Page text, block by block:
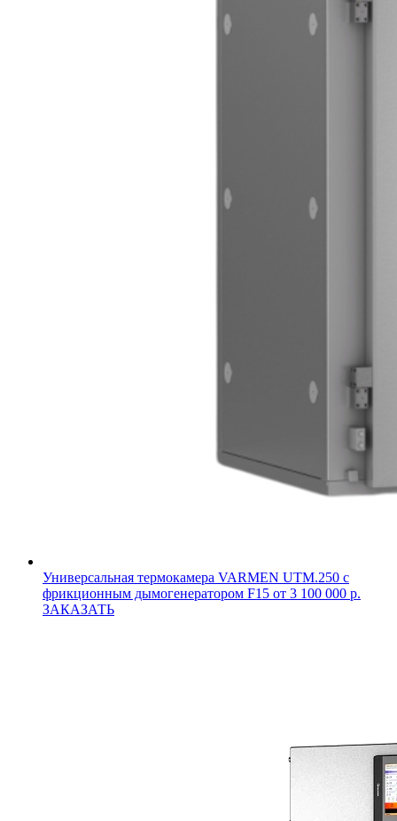
Универсальная термокамера VARMEN UTM.250 с
фрикционным дымогенератором F15 от 3 100 000 р.
ЗАКАЗАТЬ